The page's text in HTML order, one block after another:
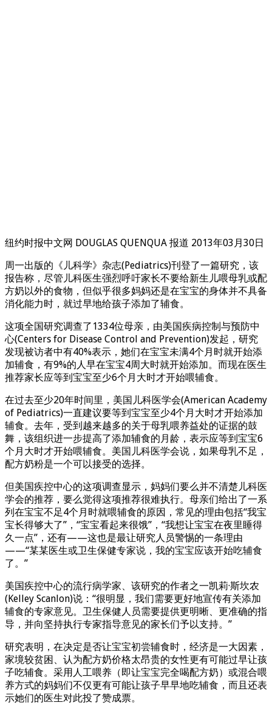
纽约时报中文网 DOUGLAS QUENQUA 报道 2013年03月30日
周一出版的《儿科学》杂志(Pediatrics)刊登了一篇研究，该
报告称，尽管儿科医生强烈呼吁家长不要给新生儿喂母乳或配
方奶以外的食物，但似乎很多妈妈还是在宝宝的身体并不具备
消化能力时，就过早地给孩子添加了辅食。
这项全国研究调查了1334位母亲，由美国疾病控制与预防中
心(Centers for Disease Control and Prevention)发起，研究
发现被访者中有40%表示，她们在宝宝未满4个月时就开始添
加辅食，有9%的人早在宝宝4周大时就开始添加。而现在医生
推荐家长应等到宝宝至少6个月大时才开始喂辅食。
在过去至少20年时间里，美国儿科医学会(American Academy
of Pediatrics)一直建议要等到宝宝至少4个月大时才开始添加
辅食。去年，受到越来越多的关于母乳喂养益处的证据的鼓
舞，该组织进一步提高了添加辅食的月龄，表示应等到宝宝6
个月大时才开始喂辅食。美国儿科医学会说，如果母乳不足，
配方奶粉是一个可以接受的选择。
但美国疾控中心的这项调查显示，妈妈们要么并不清楚儿科医
学会的推荐，要么觉得这项推荐很难执行。母亲们给出了一系
列在宝宝不足4个月时就喂辅食的原因，常见的理由包括“我宝
宝长得够大了”，“宝宝看起来很饿”，“我想让宝宝在夜里睡得
久一点”，还有——这也是最让研究人员警惕的一条理由
——“某某医生或卫生保健专家说，我的宝宝应该开始吃辅食
了。”
美国疾控中心的流行病学家、该研究的作者之一凯莉·斯坎农
(Kelley Scanlon)说：“很明显，我们需要更好地宣传有关添加
辅食的专家意见。卫生保健人员需要提供更明晰、更准确的指
导，并向坚持执行专家指导意见的家长们予以支持。”
研究表明，在决定是否让宝宝初尝辅食时，经济是一大因素，
家境较贫困、认为配方奶价格太昂贵的女性更有可能过早让孩
子吃辅食。采用人工喂养（即让宝宝完全喝配方奶）或混合喂
养方式的妈妈们不仅更有可能让孩子早早地吃辅食，而且还表
示她们的医生对此投了赞成票。